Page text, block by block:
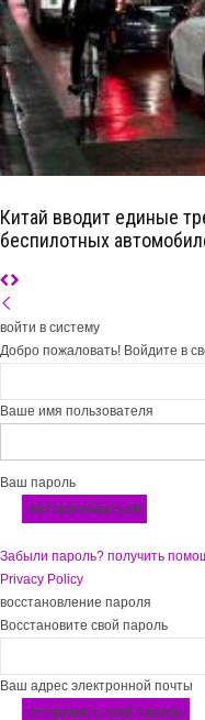
Китай вводит единые
беспилотных
войти в систему
Добро пожаловать! Войдите в
Ваше имя пользователя
Ваш пароль
Забыли пароль? получить
Privacy Policy
восстановление пароля
Восстановите свой пароль
Ваш адрес электронной почты